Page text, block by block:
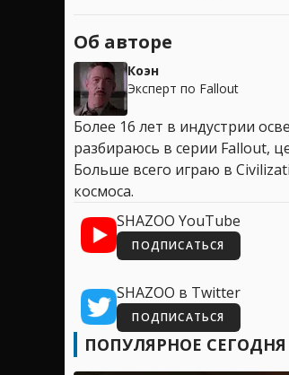
Об авторе
Коэн
Эксперт по Fallout
Более 16 лет в индустрии
разбираюсь в серии Fallout,
Больше всего играю в
космоса.
SHAZOO YouTube
ПОДПИСАТЬСЯ
SHAZOO в Twitter
ПОДПИСАТЬСЯ
ПОПУЛЯРНОЕ СЕГОДНЯ